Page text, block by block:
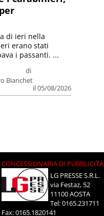
di
Bianchet
il 05/08/2026
di ieri nella
erano stati
i passanti. ...
CONCESSIONARIA DI PUBBLICITÀ
LG PRESSE S.R.L.
via Festaz, 52
11100 AOSTA
Tel: 0165.231711
Fax: 0165.1820141